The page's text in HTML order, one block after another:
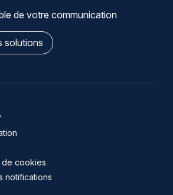
de votre communication
solutions
cookies
notifications